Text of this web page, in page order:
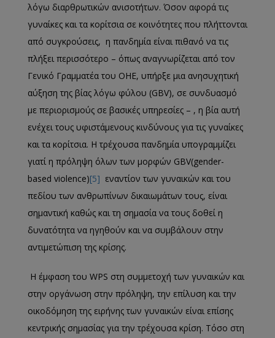
λόγω διαρθρωτικών ανισοτήτων. Όσον αφορά τις
γυναίκες και τα κορίτσια σε κοινότητες που πλήττονται
από συγκρούσεις, η πανδημία είναι πιθανό να τις
πλήξει περισσότερο – όπως αναγνωρίζεται από τον
Γενικό Γραμματέα του ΟΗΕ, υπήρξε μια ανησυχητική
αύξηση της βίας λόγω φύλου (GBV), σε συνδυασμό
με περιορισμούς σε βασικές υπηρεσίες – , η βία αυτή
ενέχει τους υφιστάμενους κινδύνους για τις γυναίκες
και τα κορίτσια. Η τρέχουσα πανδημία υπογραμμίζει
γιατί η πρόληψη όλων των μορφών GBV(gender-
based violence)[5] εναντίον των γυναικών και του
πεδίου των ανθρωπίνων δικαιωμάτων τους, είναι
σημαντική καθώς και τη σημασία να τους δοθεί η
δυνατότητα να ηγηθούν και να συμβάλουν στην
αντιμετώπιση της κρίσης.
Η έμφαση του WPS στη συμμετοχή των γυναικών και
στην οργάνωση στην πρόληψη, την επίλυση και την
οικοδόμηση της ειρήνης των γυναικών είναι επίσης
κεντρικής σημασίας για την τρέχουσα κρίση. Τόσο στη